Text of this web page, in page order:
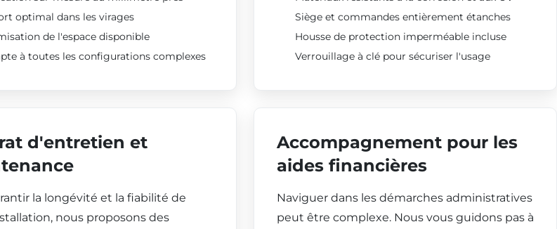
optimal dans les virages
de l'espace disponible
à toutes les configurations complexes
Siège et commandes entièrement étanches
Housse de protection imperméable incluse
Verrouillage à clé pour sécuriser l'usage
d'entretien et
la longévité et la fiabilité de
nous proposons des
Accompagnement pour les
aides financières
Naviguer dans les démarches administratives
peut être complexe. Nous vous guidons pas à